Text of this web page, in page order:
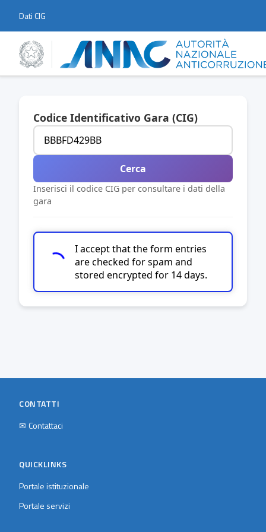
Dati CIG
Codice Identificativo Gara (CIG)
Cerca
Inserisci il codice CIG per consultare i dati della
gara
I accept that the form entries
are checked for spam and
stored encrypted for 14 days.
CONTATTI
✉ Contattaci
QUICKLINKS
Portale istituzionale
Portale servizi